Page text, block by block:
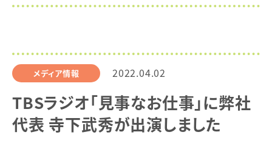
メディア情報 2022.04.02
TBSラジオ「見事なお仕事」に弊社
代表 寺下武秀が出演しました